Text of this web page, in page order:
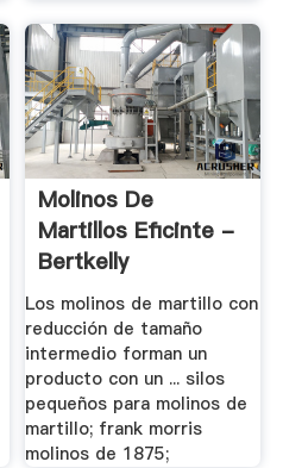
Molinos De
Martillos Eficinte -
Bertkelly
Los molinos de martillo con
reducción de tamaño
intermedio forman un
producto con un ... silos
pequeños para molinos de
martillo; frank morris
molinos de 1875;